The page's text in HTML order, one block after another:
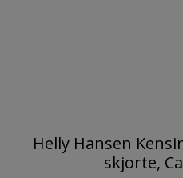
Helly Hansen
skjorte,